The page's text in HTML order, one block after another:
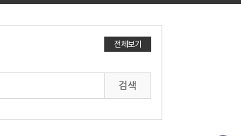
전체보기
검색